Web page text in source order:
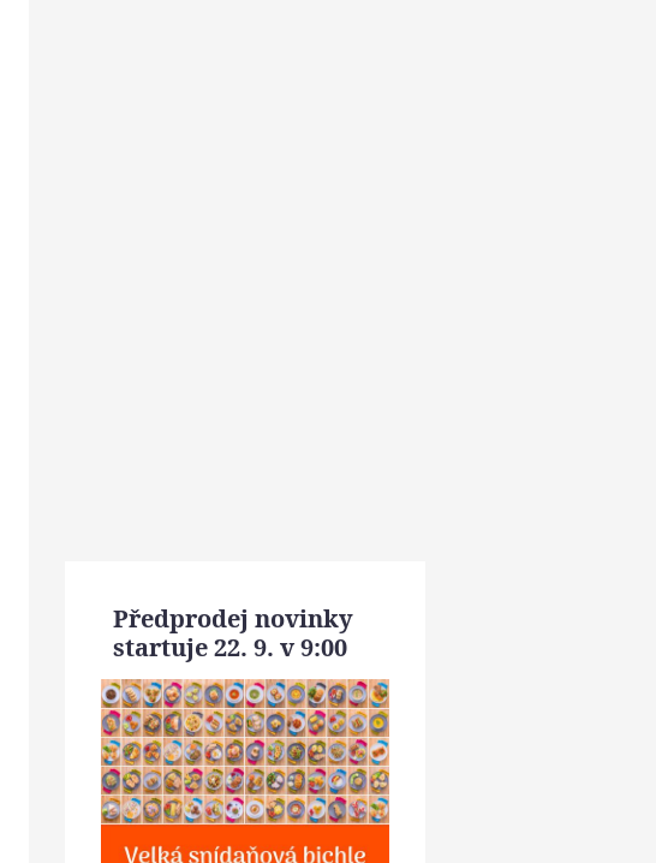
Vaječná tlačenka - k nakrájeným vajíčkům přidáme pokrájenou zeleninu z
Moravanky
Předprodej novinky
startuje 22. 9. v 9:00